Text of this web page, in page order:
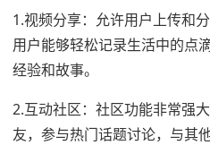
1.视频分享：允许用户上传和
用户能够轻松记录生活中的点
经验和故事。
2.互动社区：社区功能非常强
友，参与热门话题讨论，与其